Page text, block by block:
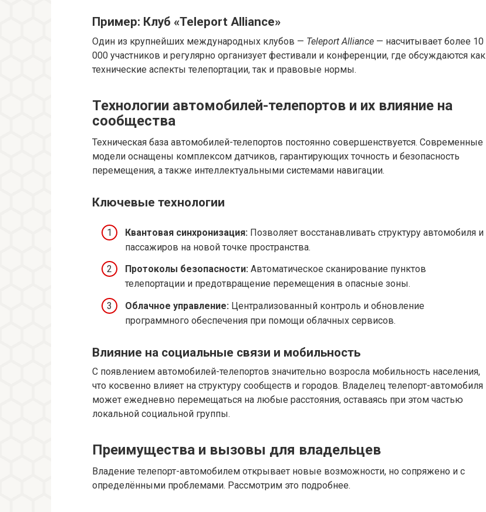
Пример: Клуб «Teleport Alliance»
Один из крупнейших международных клубов — Teleport Alliance — насчитывает более 10
000 участников и регулярно организует фестивали и конференции, где обсуждаются как
технические аспекты телепортации, так и правовые нормы.
Технологии автомобилей-телепортов и их влияние на
сообщества
Техническая база автомобилей-телепортов постоянно совершенствуется. Современные
модели оснащены комплексом датчиков, гарантирующих точность и безопасность
перемещения, а также интеллектуальными системами навигации.
Ключевые технологии
Квантовая синхронизация: Позволяет восстанавливать структуру автомобиля и
пассажиров на новой точке пространства.
Протоколы безопасности: Автоматическое сканирование пунктов
телепортации и предотвращение перемещения в опасные зоны.
Облачное управление: Централизованный контроль и обновление
программного обеспечения при помощи облачных сервисов.
Влияние на социальные связи и мобильность
С появлением автомобилей-телепортов значительно возросла мобильность населения,
что косвенно влияет на структуру сообществ и городов. Владелец телепорт-автомобиля
может ежедневно перемещаться на любые расстояния, оставаясь при этом частью
локальной социальной группы.
Преимущества и вызовы для владельцев
Владение телепорт-автомобилем открывает новые возможности, но сопряжено и с
определёнными проблемами. Рассмотрим это подробнее.